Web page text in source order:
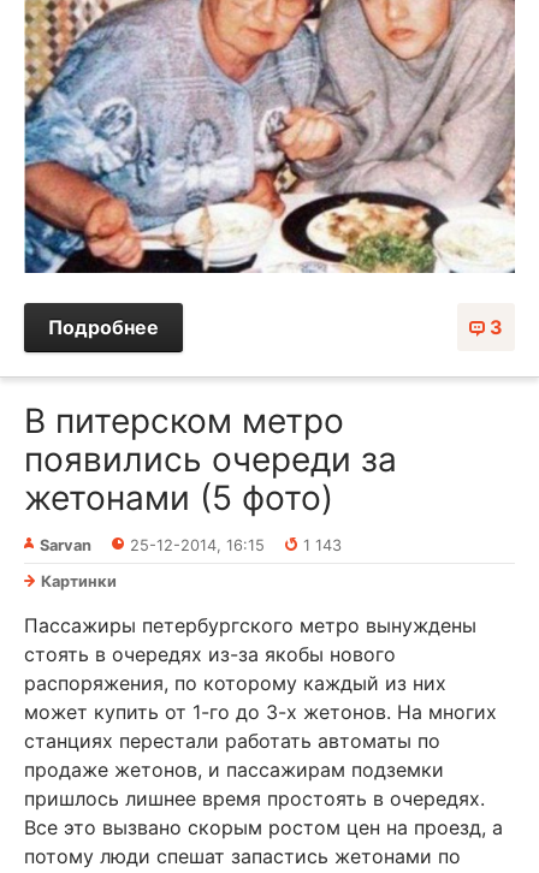
3
Подробнее
В питерском метро
появились очереди за
жетонами (5 фото)
Sarvan 25-12-2014, 16:15
1 143
Картинки
Пассажиры петербургского метро вынуждены
стоять в очередях из-за якобы нового
распоряжения, по которому каждый из них
может купить от 1-го до 3-х жетонов. На многих
станциях перестали работать автоматы по
продаже жетонов, и пассажирам подземки
пришлось лишнее время простоять в очередях.
Все это вызвано скорым ростом цен на проезд, а
потому люди спешат запастись жетонами по